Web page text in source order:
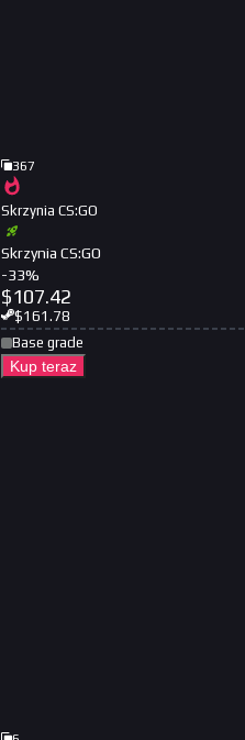
367
Skrzynia CS:GO
Skrzynia CS:GO
-33%
$107.42
$161.78
Base grade
Kup teraz